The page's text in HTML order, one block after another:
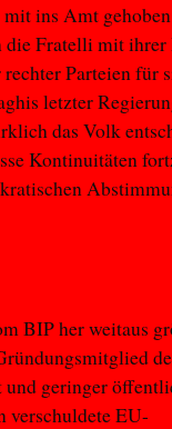
ins Amt
die Fratelli mit
Parteien für
letzter
das Volk
Kontinuitäten
BIP her weitaus
und geringer
verschuldete EU-